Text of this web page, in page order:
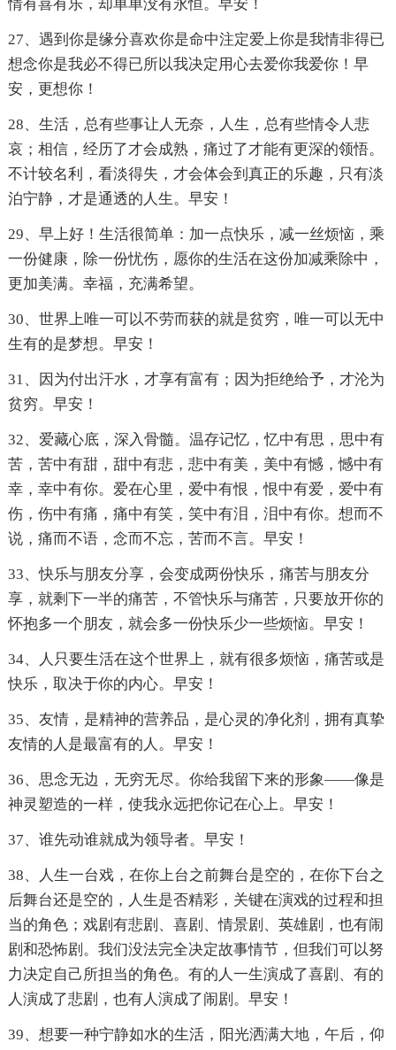
情有喜有乐，却单单没有永恒。早安！
27、遇到你是缘分喜欢你是命中注定爱上你是我情非得已
想念你是我必不得已所以我决定用心去爱你我爱你！早
安，更想你！
28、生活，总有些事让人无奈，人生，总有些情令人悲
哀；相信，经历了才会成熟，痛过了才能有更深的领悟。
不计较名利，看淡得失，才会体会到真正的乐趣，只有淡
泊宁静，才是通透的人生。早安！
29、早上好！生活很简单：加一点快乐，减一丝烦恼，乘
一份健康，除一份忧伤，愿你的生活在这份加减乘除中，
更加美满。幸福，充满希望。
30、世界上唯一可以不劳而获的就是贫穷，唯一可以无中
生有的是梦想。早安！
31、因为付出汗水，才享有富有；因为拒绝给予，才沦为
贫穷。早安！
32、爱藏心底，深入骨髓。温存记忆，忆中有思，思中有
苦，苦中有甜，甜中有悲，悲中有美，美中有憾，憾中有
幸，幸中有你。爱在心里，爱中有恨，恨中有爱，爱中有
伤，伤中有痛，痛中有笑，笑中有泪，泪中有你。想而不
说，痛而不语，念而不忘，苦而不言。早安！
33、快乐与朋友分享，会变成两份快乐，痛苦与朋友分
享，就剩下一半的痛苦，不管快乐与痛苦，只要放开你的
怀抱多一个朋友，就会多一份快乐少一些烦恼。早安！
34、人只要生活在这个世界上，就有很多烦恼，痛苦或是
快乐，取决于你的内心。早安！
35、友情，是精神的营养品，是心灵的净化剂，拥有真挚
友情的人是最富有的人。早安！
36、思念无边，无穷无尽。你给我留下来的形象——像是
神灵塑造的一样，使我永远把你记在心上。早安！
37、谁先动谁就成为领导者。早安！
38、人生一台戏，在你上台之前舞台是空的，在你下台之
后舞台还是空的，人生是否精彩，关键在演戏的过程和担
当的角色；戏剧有悲剧、喜剧、情景剧、英雄剧，也有闹
剧和恐怖剧。我们没法完全决定故事情节，但我们可以努
力决定自己所担当的角色。有的人一生演成了喜剧、有的
人演成了悲剧，也有人演成了闹剧。早安！
39、想要一种宁静如水的生活，阳光洒满大地，午后，仰